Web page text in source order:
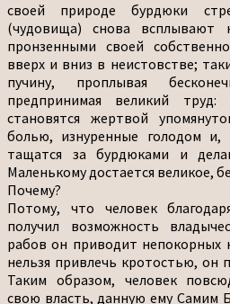
своей природе бурдюки
(чудовища) снова всплывают
пронзенными своей
вверх и вниз в неистовстве;
пучину, проплывая
предпринимая великий
становятся жертвой
болью, изнуренные голодом и,
тащатся за бурдюками и
Маленькому достается великое,
Почему?
Потому, что человек
получил возможность
рабов он приводит непокорных
нельзя привлечь кротостью, он
Таким образом, человек
свою власть, данную ему Самим